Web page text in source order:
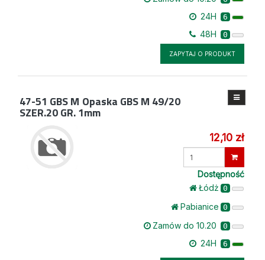
24H 6
48H 0
ZAPYTAJ O PRODUKT
47-51 GBS M Opaska GBS M 49/20
SZER.20 GR. 1mm
12,10 zł
Dostępność
Łódż 0
Pabianice 0
Zamów do 10.20 0
24H 6